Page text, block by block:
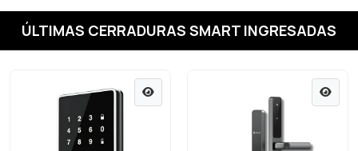
ÚLTIMAS CERRADURAS SMART INGRESADAS